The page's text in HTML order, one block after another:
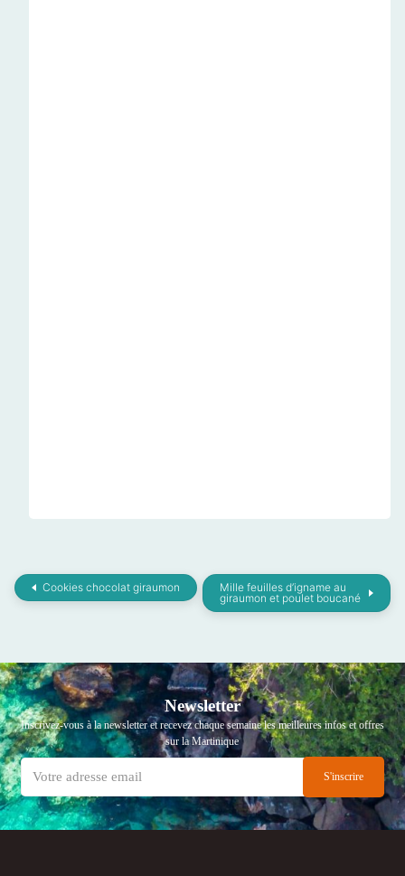
Cookies chocolat giraumon
Mille feuilles d’igname au
giraumon et poulet boucané
Newsletter
Inscrivez-vous à la newsletter et recevez chaque semaine les meilleures infos et offres
sur la Martinique